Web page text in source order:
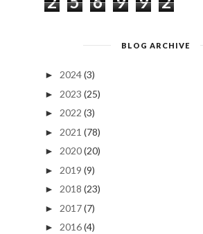
BLOG ARCHIVE
► 2024(3)
► 2023 (25)
► 2022 (3)
► 2021 (78)
► 2020(20)
► 2019 (9)
► 2018 (23)
► 2017(7)
► 2016(4)